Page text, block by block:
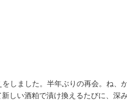
しました。半年ぶりの再会。ね、
しい酒粕で漬け換えるたびに、深